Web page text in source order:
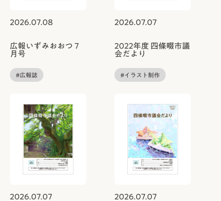
2026.07.08
広報いずみおおつ 7
月号
#広報誌
2026.07.07
2022年度 四條畷市議
会だより
#イラスト制作
2026.07.07 2026.07.07